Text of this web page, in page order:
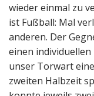
wieder einmal zu
ist Fußball: Mal
anderen. Der
einen
unser Torwart
zweiten Halbzeit